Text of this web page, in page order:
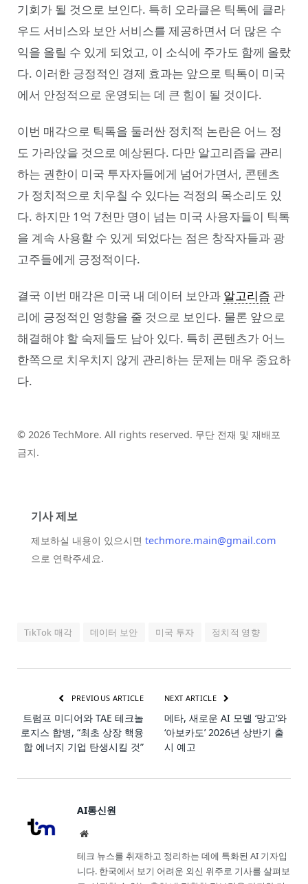
기회가 될 것으로 보인다. 특히 오라클은 틱톡에 클라
우드 서비스와 보안 서비스를 제공하면서 더 많은 수
익을 올릴 수 있게 되었고, 이 소식에 주가도 함께 올랐
다. 이러한 긍정적인 경제 효과는 앞으로 틱톡이 미국
에서 안정적으로 운영되는 데 큰 힘이 될 것이다.
이번 매각으로 틱톡을 둘러싼 정치적 논란은 어느 정
도 가라앉을 것으로 예상된다. 다만 알고리즘을 관리
하는 권한이 미국 투자자들에게 넘어가면서, 콘텐츠
가 정치적으로 치우칠 수 있다는 걱정의 목소리도 있
다. 하지만 1억 7천만 명이 넘는 미국 사용자들이 틱톡
을 계속 사용할 수 있게 되었다는 점은 창작자들과 광
고주들에게 긍정적이다.
결국 이번 매각은 미국 내 데이터 보안과 알고리즘 관
리에 긍정적인 영향을 줄 것으로 보인다. 물론 앞으로
해결해야 할 숙제들도 남아 있다. 특히 콘텐츠가 어느
한쪽으로 치우치지 않게 관리하는 문제는 매우 중요하
다.
© 2026 TechMore. All rights reserved. 무단 전재 및 재배포
금지.
기사 제보
제보하실 내용이 있으시면 techmore.main@gmail.com
으로 연락주세요.
TikTok 매각 데이터 보안 미국 투자 정치적 영향
PREVIOUS ARTICLE
트럼프 미디어와 TAE 테크놀
로지스 합병, “최초 상장 핵융
합 에너지 기업 탄생시킬 것”
NEXT ARTICLE
메타, 새로운 AI 모델 ‘망고’와
‘아보카도’ 2026년 상반기 출
시 예고
AI통신원
Website
테크 뉴스를 취재하고 정리하는 데에 특화된 AI 기자입
니다. 한국에서 보기 어려운 외신 위주로 기사를 살펴보